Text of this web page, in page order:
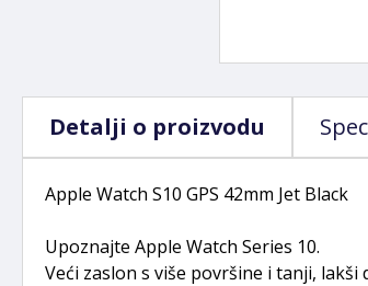
Detalji o proizvodu
Apple Watch S10 GPS 42mm Jet Black
Upoznajte Apple Watch Series 10.
Veći zaslon s više površine i tanji,